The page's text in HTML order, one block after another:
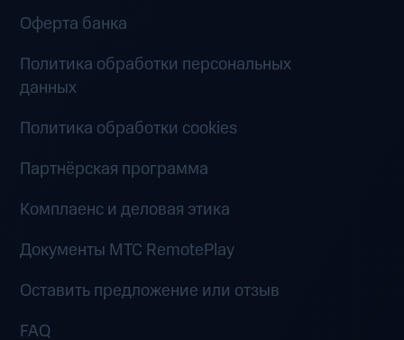
Оферта банка
Политика обработки персональных
данных
Политика обработки cookies
Партнёрская программа
Комплаенс и деловая этика
Документы MTC RemotePlay
Оставить предложение или отзыв
FAQ